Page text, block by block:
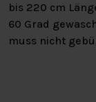
bis 220 cm
60 Grad
muss nicht